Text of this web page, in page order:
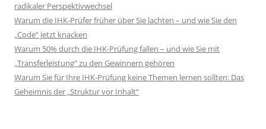
radikaler Perspektivwechsel
Warum die IHK-Prüfer früher über Sie lachten – und wie Sie den
„Code“ jetzt knacken
Warum 50% durch die IHK-Prüfung fallen – und wie Sie mit
„Transferleistung“ zu den Gewinnern gehören
Warum Sie für Ihre IHK-Prüfung keine Themen lernen sollten: Das
Geheimnis der „Struktur vor Inhalt“